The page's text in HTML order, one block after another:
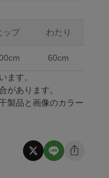
ップ わたり
60cm
ます。
があります。
製品と画像のカラー